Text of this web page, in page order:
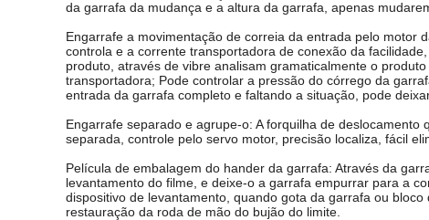
da garrafa da mudança e a altura da garrafa, apenas
Engarrafe a movimentação de correia da entrada pelo motor
controla e a corrente transportadora de conexão da
produto, através de vibre analisam gramaticalmente o
transportadora; Pode controlar a pressão do córrego da
entrada da garrafa completo e faltando a situação, pode
Engarrafe separado e agrupe-o: A forquilha de
separada, controle pelo servo motor, precisão localiza, fácil
Película de embalagem do hander da garrafa: Através da
levantamento do filme, e deixe-o a garrafa empurrar para a
dispositivo de levantamento, quando gota da garrafa ou
restauração da roda de mão do bujão do limite.